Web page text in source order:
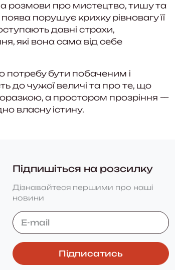
розмови про мистецтво, тишу та
порушує крихку рівновагу її
давні страхи,
які вона сама від себе
потребу бути побаченим і
до чужої величі та про те, що
а простором прозріння —
власну істину.
Підпишіться на розсилку
Дізнавайтеся першими про наші
новини
Підписатись